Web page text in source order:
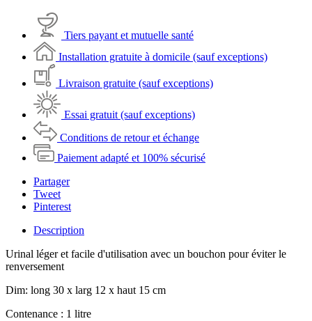
Tiers payant et mutuelle santé
Installation gratuite à domicile (sauf exceptions)
Livraison gratuite (sauf exceptions)
Essai gratuit (sauf exceptions)
Conditions de retour et échange
Paiement adapté et 100% sécurisé
Partager
Tweet
Pinterest
Description
Urinal léger et facile d'utilisation avec un bouchon pour éviter le
renversement
Dim: long 30 x larg 12 x haut 15 cm
Contenance : 1 litre